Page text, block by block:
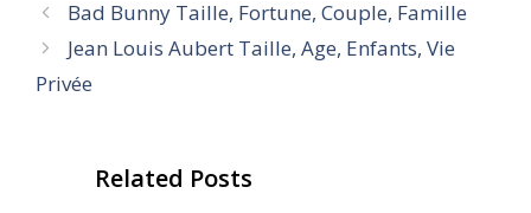
Bad Bunny Taille, Fortune, Couple, Famille
Jean Louis Aubert Taille, Age, Enfants, Vie
Privée
Related Posts